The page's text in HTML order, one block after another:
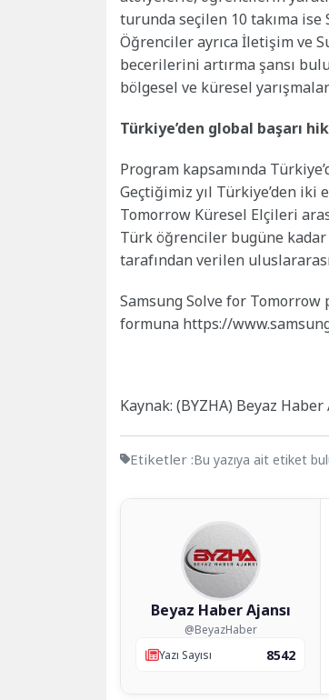
turunda seçilen 10 takıma
Öğrenciler ayrıca İletişim ve
becerilerini artırma şansı
bölgesel ve küresel
Türkiye’den global başarı
Program kapsamında
Geçtiğimiz yıl Türkiye’den
Tomorrow Küresel Elçileri
Türk öğrenciler bugüne kadar
tarafından verilen
Samsung Solve for Tomorrow
formuna https://
Kaynak: (BYZHA) Beyaz Haber
Etiketler :Bu yazıya ait etiket
Beyaz Haber Ajansı
@BeyazHaber
Yazı Sayısı
8542